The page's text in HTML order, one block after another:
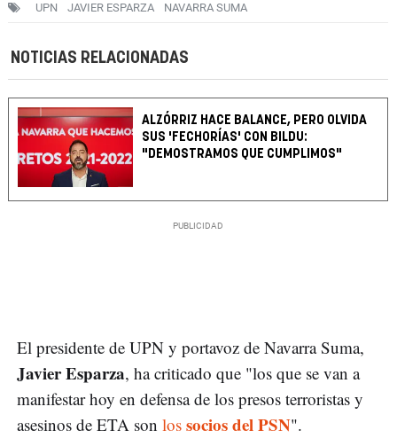
UPN JAVIER ESPARZA NAVARRA SUMA
NOTICIAS RELACIONADAS
ALZÓRRIZ HACE BALANCE, PERO OLVIDA
SUS 'FECHORÍAS' CON BILDU:
"DEMOSTRAMOS QUE CUMPLIMOS"
El presidente de UPN y portavoz de Navarra Suma,
Javier Esparza, ha criticado que "los que se van a
manifestar hoy en defensa de los presos terroristas y
asesinos de ETA son los socios del PSN".